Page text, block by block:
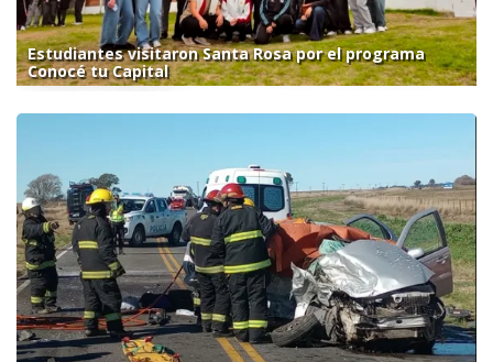
Estudiantes visitaron Santa Rosa por el programa
Conocé tu Capital